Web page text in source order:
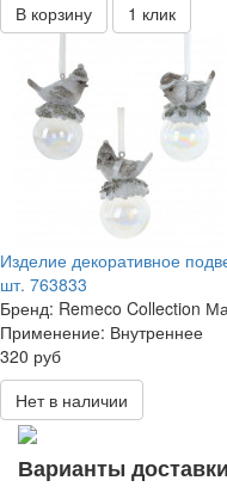
В корзину
1 клик
Изделие декоративное
шт. 763833
Бренд: Remeco Collection
Применение: Внутреннее
320 руб
Нет в наличии
Варианты